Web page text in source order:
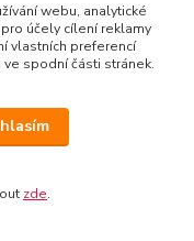
Skladem 3.6 m
webu, analytické
účely cílení reklamy
vlastních preferencí
spodní části stránek.
zde.